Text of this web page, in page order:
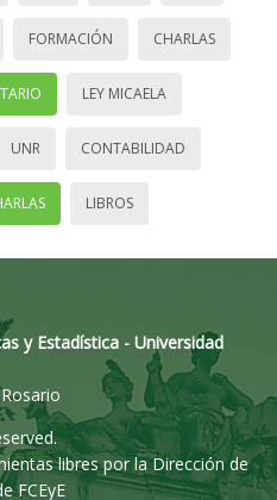
FORMACIÓN CHARLAS
LEY MICAELA
UNR CONTABILIDAD
LIBROS
y Estadística - Universidad
libres por la Dirección de
FCEyE